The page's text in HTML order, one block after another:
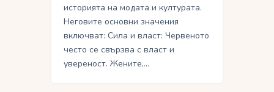
историята на модата и културата.
Неговите основни значения
включват: Сила и власт: Червеното
често се свързва с власт и
увереност. Жените,…